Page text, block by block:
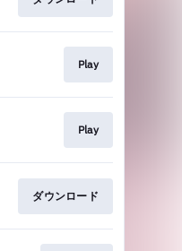
Play
Play
ダウンロード